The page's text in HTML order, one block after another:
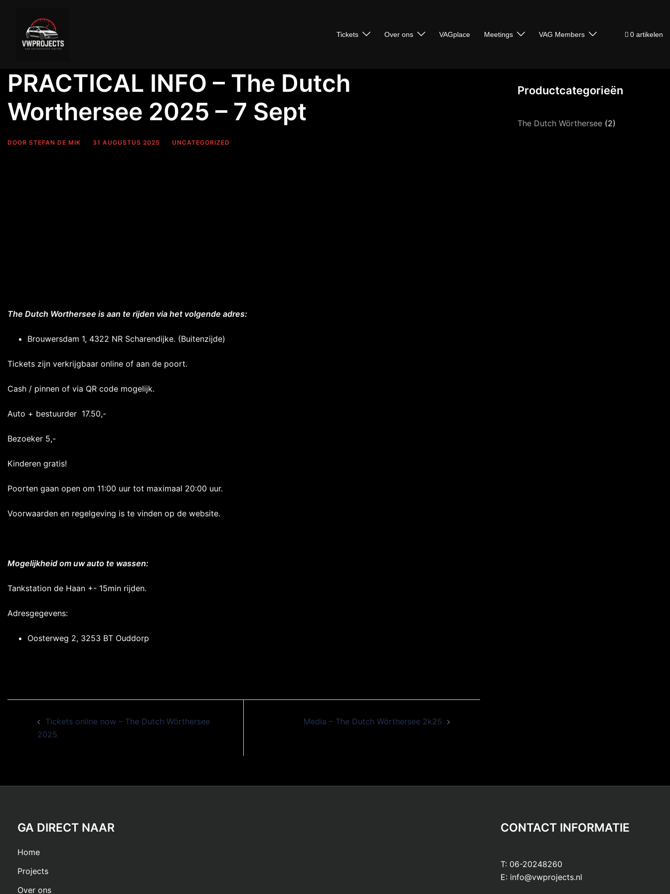
Tickets Over ons VAGplace Meetings VAG Members 0 artikelen
PRACTICAL INFO – The Dutch
Worthersee 2025 – 7 Sept
DOOR STEFAN DE MIK 31 AUGUSTUS 2025 UNCATEGORIZED
The Dutch Worthersee is aan te rijden via het volgende adres:
Brouwersdam 1, 4322 NR Scharendijke. (Buitenzijde)
Tickets zijn verkrijgbaar online of aan de poort.
Cash / pinnen of via QR code mogelijk.
Auto + bestuurder 17.50,-
Bezoeker 5,-
Kinderen gratis!
Poorten gaan open om 11:00 uur tot maximaal 20:00 uur.
Voorwaarden en regelgeving is te vinden op de website.
Mogelijkheid om uw auto te wassen:
Tankstation de Haan +- 15min rijden.
Adresgegevens:
Oosterweg 2, 3253 BT Ouddorp
Tickets online now – The Dutch Wörthersee
2025
Media – The Dutch Wörthersee 2k25
Productcategorieën
The Dutch Wörthersee (2)
GA DIRECT NAAR
Home
Projects
Over ons
CONTACT INFORMATIE
T: 06-20248260
E: info@vwprojects.nl